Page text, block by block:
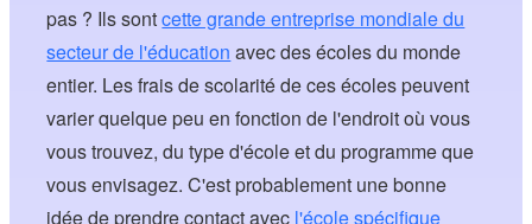
pas ? Ils sontcette grande entreprise mondiale du
secteur de l'éducation avec des écoles du monde
entier. Les frais de scolarité de ces écoles peuvent
varier quelque peu en fonction de l'endroit où vous
vous trouvez, du type d'école et du programme que
vous envisagez. C'est probablement une bonne
idée de prendre contact avec l'école spécifique